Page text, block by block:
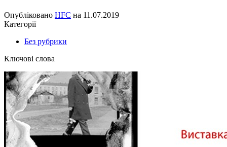
Опубліковано HFC на 11.07.2019
Категорії
Без рубрики
Ключові слова